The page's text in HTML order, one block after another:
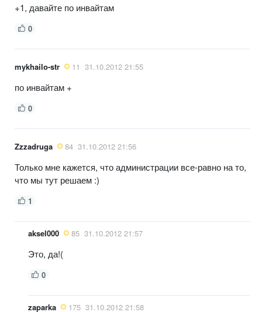
+1, давайте по инвайтам
0
mykhailo-str 11 31.10.2012 21:55
по инвайтам +
0
Zzzadruga 84 31.10.2012 21:56
Только мне кажется, что администрации все-равно на то,
что мы тут решаем :)
1
aksel000 85 31.10.2012 21:57
Это, да!(
0
zaparka 175 31.10.2012 21:58